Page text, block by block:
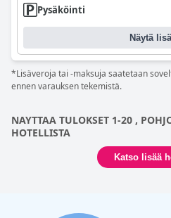
Pysäköinti
Näytä
*Lisäveroja tai -maksuja saatetaan
ennen varauksen tekemistä.
NAYTTAA TULOKSET 1-20 ,
HOTELLISTA
Katso lisää